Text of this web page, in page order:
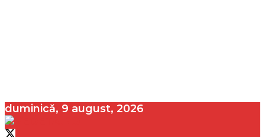
duminică, 9 august, 2026